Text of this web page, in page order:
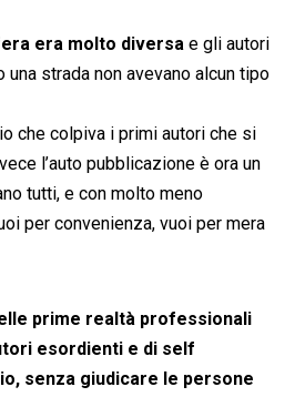
era molto diversa e gli autori
strada non avevano alcun tipo
che colpiva i primi autori che si
l’auto pubblicazione è ora un
tutti, e con molto meno
per convenienza, vuoi per mera
prime realtà professionali
esordienti e di self
senza giudicare le persone